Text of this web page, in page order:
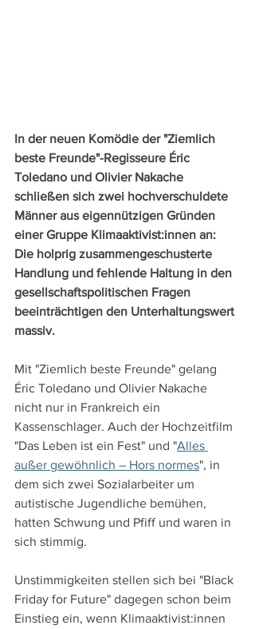
In der neuen Komödie der "Ziemlich
beste Freunde"-Regisseure Éric
Toledano und Olivier Nakache
schließen sich zwei hochverschuldete
Männer aus eigennützigen Gründen
einer Gruppe Klimaaktivist:innen an:
Die holprig zusammengeschusterte
Handlung und fehlende Haltung in den
gesellschaftspolitischen Fragen
beeinträchtigen den Unterhaltungswert
massiv.
Mit "Ziemlich beste Freunde" gelang
Éric Toledano und Olivier Nakache
nicht nur in Frankreich ein
Kassenschlager. Auch der Hochzeitfilm
"Das Leben ist ein Fest" und "Alles
außer gewöhnlich – Hors normes", in
dem sich zwei Sozialarbeiter um
autistische Jugendliche bemühen,
hatten Schwung und Pfiff und waren in
sich stimmig.
Unstimmigkeiten stellen sich bei "Black
Friday for Future" dagegen schon beim
Einstieg ein, wenn Klimaaktivist:innen